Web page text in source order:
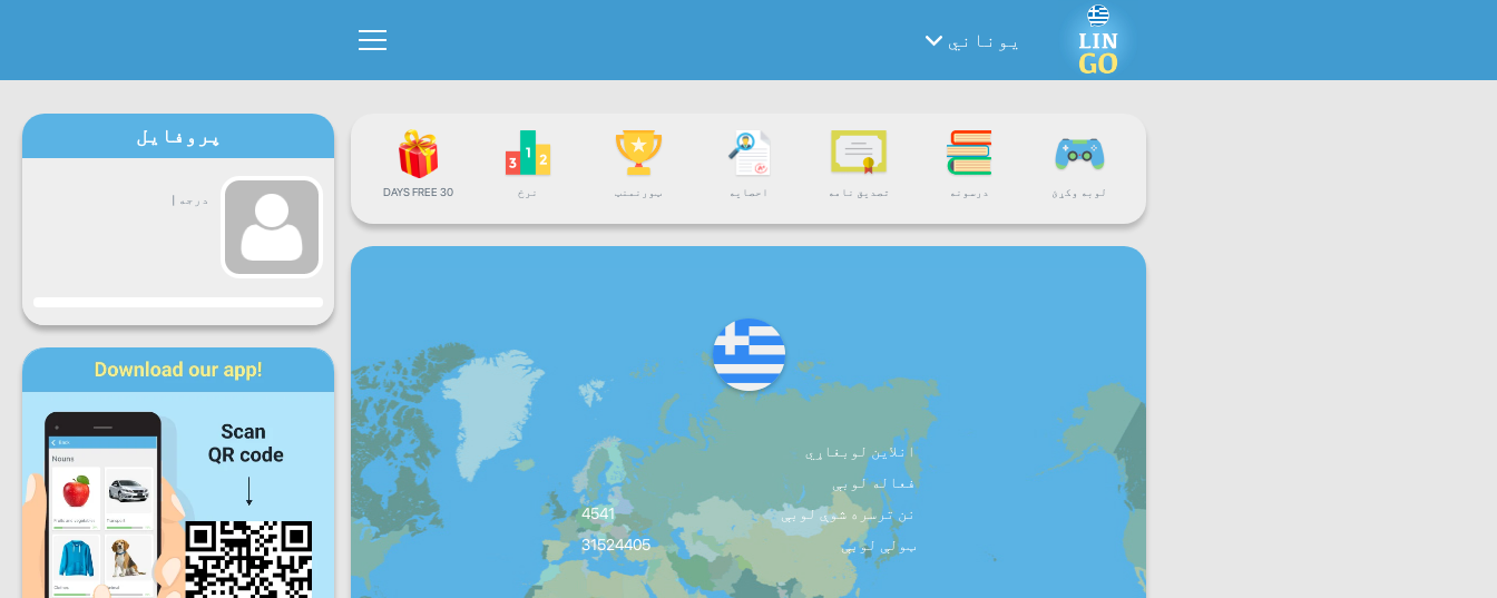
یوناني
لوبه وکړئ درسونه تصدیق نامه احصایه ټورنمنټ نرخ 30 DAYS FREE
انلاین لوبغاړي
فعاله لوبې
نن ترسره شوې لوبې
4541
ټولې لوبې
31524405
پروفایل
درجه |
جاري
دوشنبه سه پنجشنبه
جمعې
ورځ
شنبه یکشنبه
ورځنی پرمختګ